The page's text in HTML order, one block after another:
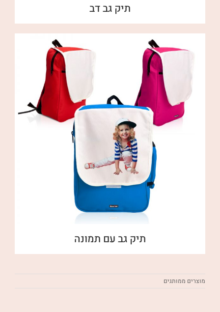
תיק גב דב
תיק גב עם תמונה
מוצרים ממותגים